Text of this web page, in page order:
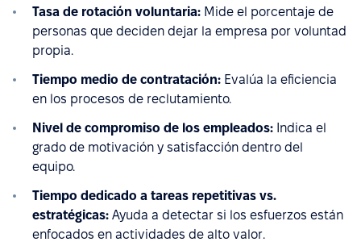
Tasa de rotación voluntaria: Mide el porcentaje de
personas que deciden dejar la empresa por voluntad
propia.
Tiempo medio de contratación: Evalúa la eficiencia
en los procesos de reclutamiento.
Nivel de compromiso de los empleados: Indica el
grado de motivación y satisfacción dentro del
equipo.
Tiempo dedicado a tareas repetitivas vs.
estratégicas: Ayuda a detectar si los esfuerzos están
enfocados en actividades de alto valor.